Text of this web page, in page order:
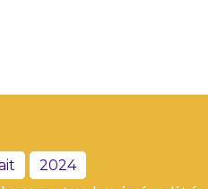
2024